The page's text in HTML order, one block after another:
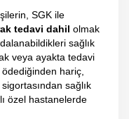
SGK ile
tedavi dahil olmak
sağlık
veya ayakta tedavi
ödediğinden hariç,
sağlık
özel hastanelerde